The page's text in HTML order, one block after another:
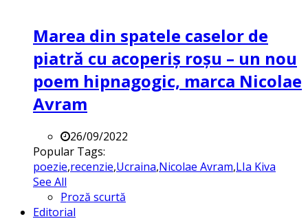
Marea din spatele caselor de
piatră cu acoperiș roșu – un nou
poem hipnagogic, marca Nicolae
Avram
26/09/2022
Popular Tags:
poezie,recenzie,Ucraina,Nicolae Avram,LIa Kiva
See All
Proză scurtă
Editorial